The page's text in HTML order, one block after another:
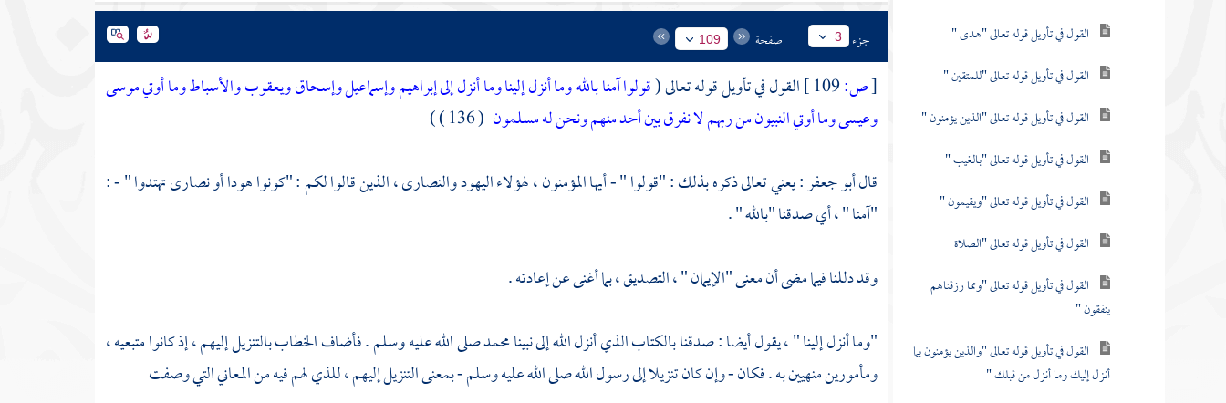
القول في تأويل قوله تعالى "هدى "
القول في تأويل قوله تعالى "للمتقين "
القول في تأويل قوله تعالى "الذين يؤمنون "
القول في تأويل قوله تعالى "بالغيب "
القول في تأويل قوله تعالى "ويقيمون "
القول في تأويل قوله تعالى "الصلاة
القول في تأويل قوله تعالى "ومما رزقناهم
ينفقون "
القول في تأويل قوله تعالى "والذين يؤمنون بما
أنزل إليك وما أنزل من قبلك "
جزء 3 صفحة 109
[ص: القول في تأويل قوله تعالى (قولوا آمنا بالله وما أنزل إلينا وما أنزل إلى إبراهيم وإسماعيل وإسحاق ويعقوب والأسباط وما أوتي موسى
وعيسى وما أوتي النبيون من ربهم لا نفرق بين أحد منهم ونحن له مسلمون ( 136 ) )
قالأبو جعفر: يعني تعالى ذكره بذلك : "قولوا " - أيها المؤمنون ، لهؤلاء اليهود والنصارى ، الذين قالوا لكم : "كونوا هودا أو نصارى تهتدوا " - :
"آمنا " ، أي صدقنا "بالله " .
وقد دللنا فيما مضى أن معنى "الإيمان " ، التصديق ، بما أغنى عن إعادته .
"وما أنزل إلينا " ، يقول أيضا : صدقنا بالكتاب الذي أنزل الله إلى نبينامحمدصلى الله عليه وسلم . فأضاف الخطاب بالتنزيل إليهم ، إذ كانوا متبعيه ،
ومأمورين منهيين به . فكان - وإن كان تنزيلا إلى رسول الله صلى الله عليه وسلم - بمعنى التنزيل إليهم ، للذي لهم فيه من المعاني التي وصفت